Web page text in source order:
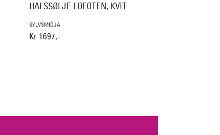
HALSSØLJE LOFOTEN, KVIT
SYLVSMIDJA
Kr 1697,-